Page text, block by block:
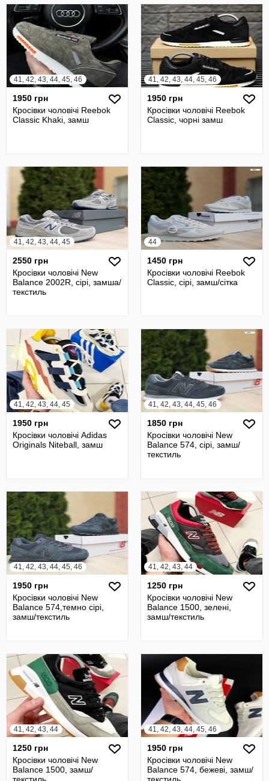
41, 42, 43, 44, 45, 46
1950 грн
Кросівки чоловічі Reebok
Classic Khaki, замш
41, 42, 43, 44, 45, 46
1950 грн
Кросівки чоловічі Reebok
Classic, чорні замш
41, 42, 43, 44, 45
2550 грн
Кросівки чоловічі New
Balance 2002R, сірі, замша/
текстиль
44
1450 грн
Кросівки чоловічі Reebok
Classic, сірі, замш/сітка
41, 42, 43, 44, 45
1950 грн
Кросівки чоловічі Adidas
Originals Niteball, замш
41, 42, 43, 44, 45, 46
1850 грн
Кросівки чоловічі New
Balance 574, сірі, замш/
текстиль
41, 42, 43, 44, 45, 46
1950 грн
Кросівки чоловічі New
Balance 574,темно сірі,
замш/текстиль
41, 42, 43, 44
1250 грн
Кросівки чоловічі New
Balance 1500, зелені,
замш/текстиль
41, 42, 43, 44
1250 грн
Кросівки чоловічі New
Balance 1500, замш/
41, 42, 43, 44, 45, 46
1950 грн
Кросівки чоловічі New
Balance 574, бежеві, замш/